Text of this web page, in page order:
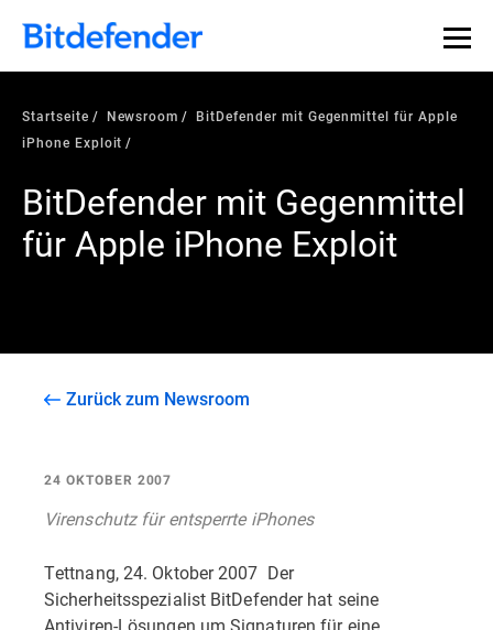
Startseite Newsroom
BitDefender mit Gegenmittel für Apple
iPhone Exploit
BitDefender mit Gegenmittel
für Apple iPhone Exploit
Zurück zum Newsroom
24 OKTOBER 2007
Virenschutz für entsperrte iPhones
Tettnang, 24. Oktober 2007  Der
Sicherheitsspezialist BitDefender hat seine
Antiviren-Lösungen um Signaturen für eine